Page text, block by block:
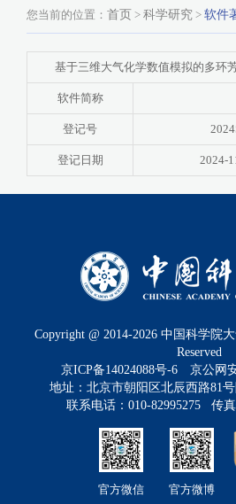
您当前的位置： 首页 > 科学研究 > 软件
基于三维大气化学数值模拟的多环
软件简称
登记号
登记日期 2024-
Copyright @ 2014-2026 中国科学院
Reserved
京ICP备14024088号-6
京公网
地址：北京市朝阳区北辰西路81
联系电话：010-82995275 传真
官方微信 官方微博